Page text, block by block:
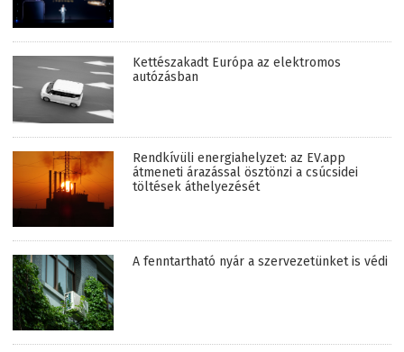
Kettészakadt Európa az elektromos
autózásban
Rendkívüli energiahelyzet: az EV.app
átmeneti árazással ösztönzi a csúcsidei
töltések áthelyezését
A fenntartható nyár a szervezetünket is védi